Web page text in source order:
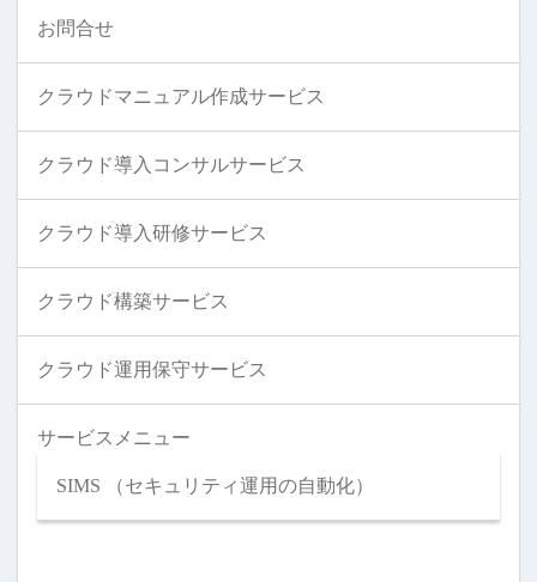
お問合せ
クラウドマニュアル作成サービス
クラウド導入コンサルサービス
クラウド導入研修サービス
クラウド構築サービス
クラウド運用保守サービス
サービスメニュー
SIMS （セキュリティ運用の自動化）